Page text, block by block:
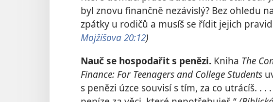
byl znovu finančně nezávislý? Bez ohledu
zpátky u rodičů a musíš se řídit jejich
Mojžíšova 20:12)
Nauč se hospodařit s penězi. Kniha The
Finance: For Teenagers and College Students
s penězi úzce souvisí s tím, za co utrácíš. .